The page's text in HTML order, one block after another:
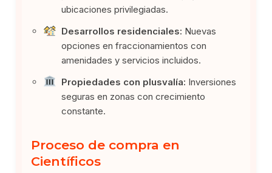
ubicaciones privilegiadas.
Desarrollos residenciales: Nuevas
opciones en fraccionamientos con
amenidades y servicios incluidos.
Propiedades con plusvalía: Inversiones
seguras en zonas con crecimiento
constante.
Proceso de compra en
Científicos